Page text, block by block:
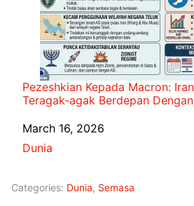
Pezeshkian Kepada Macron:
Teragak-agak Berdepan
Date
March 16, 2026
In relation to
Dunia
Categories: Dunia, Semasa